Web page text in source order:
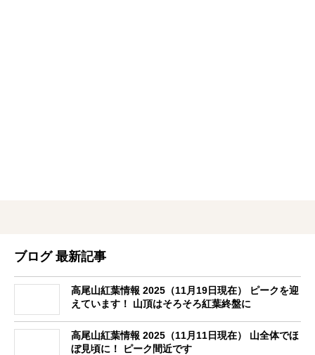
ブログ 最新記事
高尾山紅葉情報 2025（11月19日現在） ピークを迎
えています！ 山頂はそろそろ紅葉終盤に
高尾山紅葉情報 2025（11月11日現在） 山全体でほ
ぼ見頃に！ ピーク間近です